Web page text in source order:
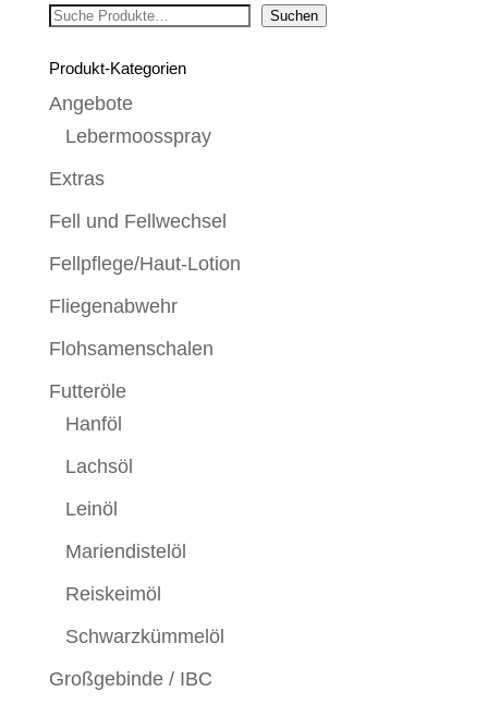
Suchen Suchen
Produkt-Kategorien
Angebote
Lebermoosspray
Extras
Fell und Fellwechsel
Fellpflege/Haut-Lotion
Fliegenabwehr
Flohsamenschalen
Futteröle
Hanföl
Lachsöl
Leinöl
Mariendistelöl
Reiskeimöl
Schwarzkümmelöl
Großgebinde / IBC